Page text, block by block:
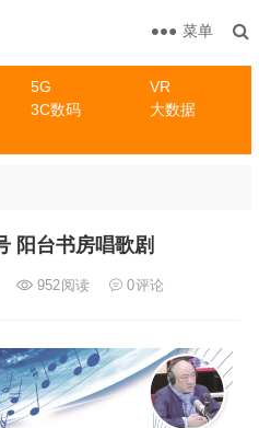
5G
VR
3C数码
大数据
菜单
阳台书房唱歌剧
952阅读 0评论